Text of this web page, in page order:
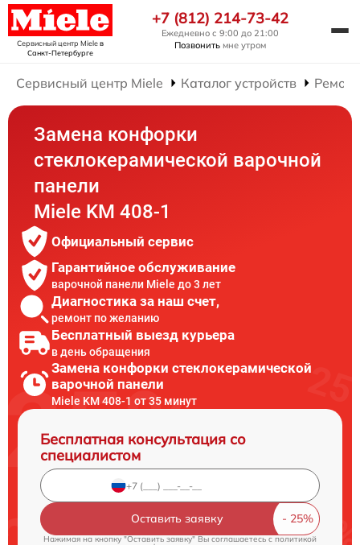
Сервисный центр Mieleв
Санкт-Петербурге
+7 (812) 214-73-42
Ежедневно с 9:00 до 21:00
Позвонить мне утром
Сервисный центр Miele Каталог устройств
Замена конфорки
стеклокерамической варочной
панели
Miele KM 408-1
Официальный сервис
Гарантийное обслуживание
варочной панели Miele до 3 лет
Диагностика за наш счет,
ремонт по желанию
Бесплатный выезд курьера
в день обращения
Замена конфорки стеклокерамической
варочной панели
Miele KM 408-1 от 35 минут
Бесплатная консультация со
специалистом
Оставить заявку
Нажимая на кнопку "Оставить заявку" Вы соглашаетесь cполитикой